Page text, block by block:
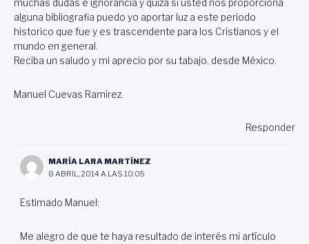
muchas dudas e ignorancia y quiza si usted nos proporciona
alguna bibliografia puedo yo aportar luz a este periodo
historico que fue y es trascendente para los Cristianos y el
mundo en general.
Reciba un saludo y mi aprecio por su tabajo, desde México.
Manuel Cuevas Ramírez.
Responder
MARÍA LARA MARTÍNEZ
8 ABRIL, 2014 A LAS 10:05
Estimado Manuel:
Me alegro de que te haya resultado de interés mi artículo